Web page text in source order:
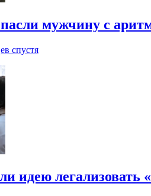
мужчину с
спустя
идею легализовать